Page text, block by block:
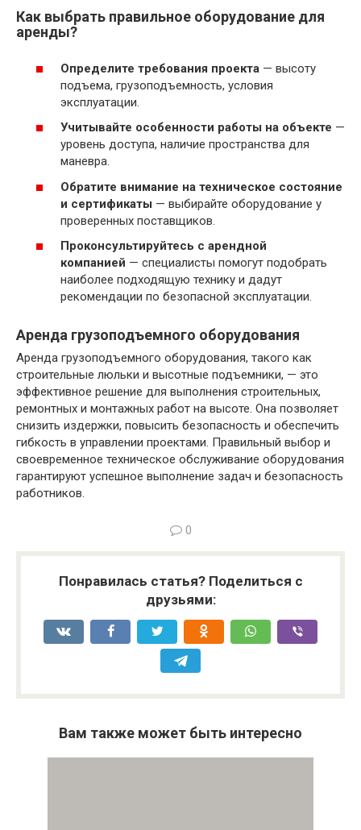
Как выбрать правильное оборудование для
аренды?
Определите требования проекта — высоту
подъема, грузоподъемность, условия
эксплуатации.
Учитывайте особенности работы на объекте —
уровень доступа, наличие пространства для
маневра.
Обратите внимание на техническое состояние
и сертификаты — выбирайте оборудование у
проверенных поставщиков.
Проконсультируйтесь с арендной
компанией — специалисты помогут подобрать
наиболее подходящую технику и дадут
рекомендации по безопасной эксплуатации.
Аренда грузоподъемного оборудования
Аренда грузоподъемного оборудования, такого как
строительные люльки и высотные подъемники, — это
эффективное решение для выполнения строительных,
ремонтных и монтажных работ на высоте. Она позволяет
снизить издержки, повысить безопасность и обеспечить
гибкость в управлении проектами. Правильный выбор и
своевременное техническое обслуживание оборудования
гарантируют успешное выполнение задач и безопасность
работников.
0
Понравилась статья? Поделиться с
друзьями:
Вам также может быть интересно